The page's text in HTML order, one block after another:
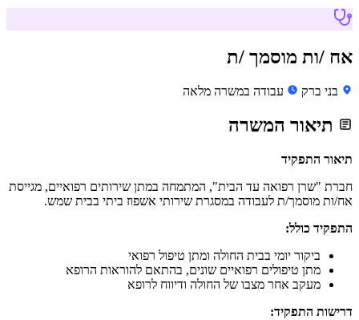
אח /ות מוסמך /ת
בני ברק עבודה במשרה מלאה
תיאור המשרה
תיאור התפקיד
חברת "שרן רפואה עד הבית", המתמחה במתן שירותים רפואיים, מגייסת
אח/ות מוסמך/ת לעבודה במסגרת שירותי אשפוז ביתי בבית שמש.
התפקיד כולל:
ביקור יומי בבית החולה ומתן טיפול רפואי
מתן טיפולים רפואיים שונים, בהתאם להוראות הרופא
מעקב אחר מצבו של החולה ודיווח לרופא
דרישות התפקיד: